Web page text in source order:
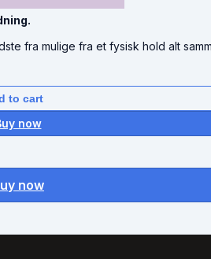
fra mulige fra et fysisk hold alt
to cart
now
now